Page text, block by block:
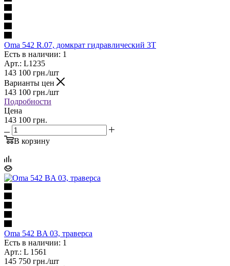
Oma 542 R.07, домкрат гидравлический 3Т
Есть в наличии: 1
Арт.: L1235
143 100 грн./шт
Варианты цен
143 100 грн./шт
Подробности
Цена
143 100 грн.
В корзину
Oma 542 BA 03, траверса
Есть в наличии: 1
Арт.: L 1561
145 750 грн./шт